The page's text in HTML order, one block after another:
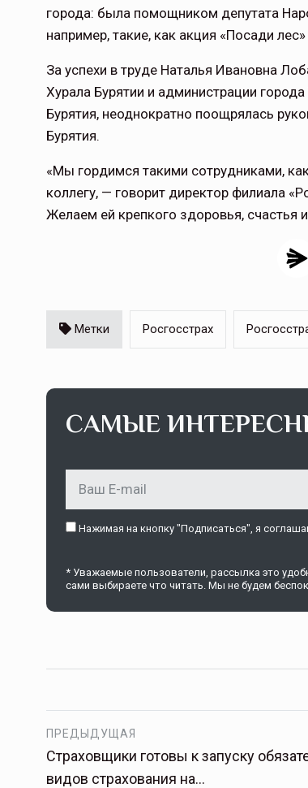
города: была помощником депутата
например, такие, как акция «Посади
За успехи в труде Наталья Ивановна
Хурала Бурятии и администрации
Бурятия, неоднократно поощрялась
Бурятия.
«Мы гордимся такими сотрудниками,
коллегу, — говорит директор филиала
Желаем ей крепкого здоровья, счастья
Метки Росгосстрах
САМЫЕ
Нажимая на кнопку "Подписаться", я
* Уважаемые пользователи, рассылка это
сами выбираете что читать. Мы не будем
ПРЕДЫДУЩАЯ
Страховщики готовы к запуску
видов страхования на…
Тамбов — под
сельскохозяйственный
традициями выращивания